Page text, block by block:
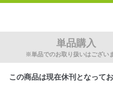
単品購入
※単品でのお取り扱いはござい
この商品は現在休刊となってお